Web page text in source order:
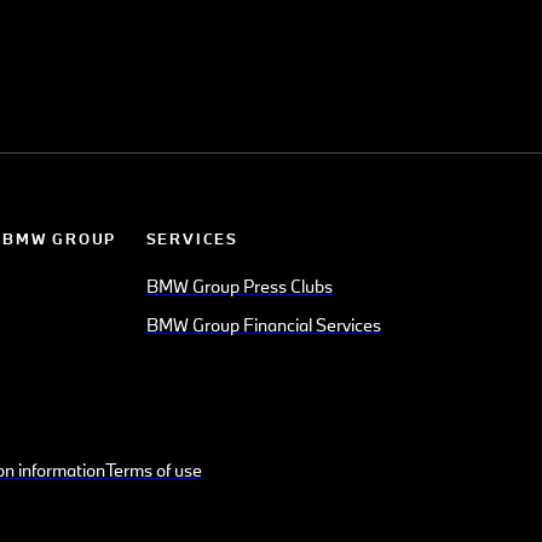
GROUP SERVICES
BMW Group Press Clubs
BMW Group Financial Services
informationTerms of use